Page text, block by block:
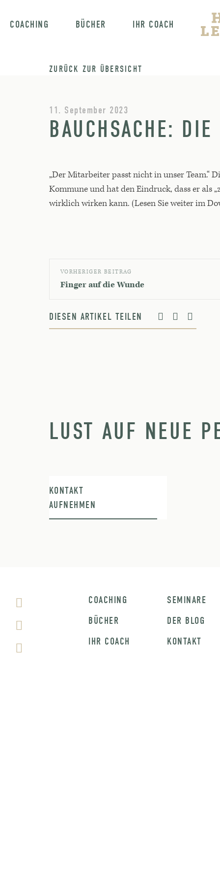
COACHING BÜCHER IHR COACH
ZURÜCK ZUR ÜBERSICHT
11. September 2023
BAUCHSACHE:
„Der Mitarbeiter passt nicht in unser Team.“
Kommune und hat den Eindruck, dass er als
wirklich wirken kann. (Lesen Sie weiter im
VORHERIGER BEITRAG
Finger auf die Wunde
DIESEN ARTIKEL TEILEN
LUST AUF NEUE
KONTAKT
AUFNEHMEN
COACHING
BÜCHER
IHR COACH
SEMINARE
DER BLOG
KONTAKT